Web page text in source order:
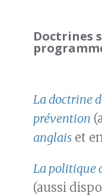
Doctrines
La doctrine
prévention
anglais et
La politique
(aussi